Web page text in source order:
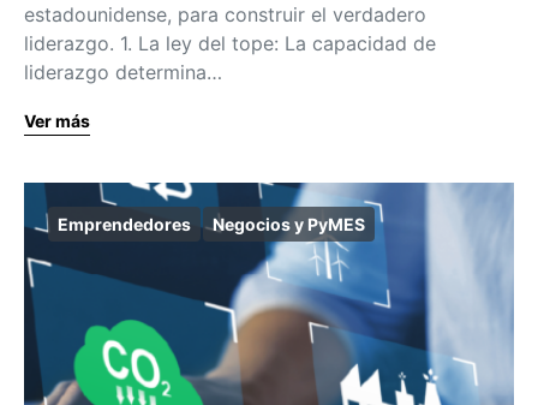
estadounidense, para construir el verdadero
liderazgo. 1. La ley del tope: La capacidad de
liderazgo determina…
Ver más
Emprendedores Negocios y PyMES